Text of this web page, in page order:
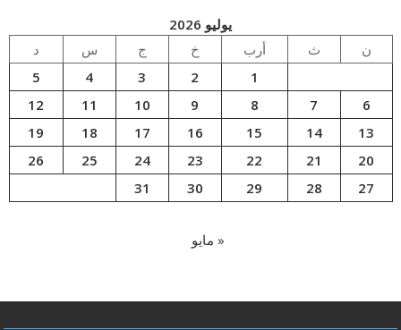
يوليو 2026
ن
ث أرب خ ج س
د
1
2
3
4
5
6
7
8
9
10
11
12
13
14
15
16
17
18
19
20
21
22
23
24
25
26
27
28
29
30
31
« مايو